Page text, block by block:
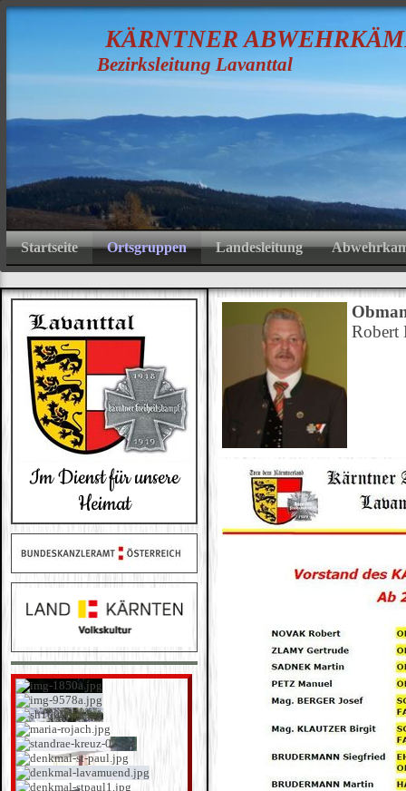
KÄRNTNERA
Bezirksleitung Lavanttal
Startseite Ortsgruppen Landesleitung
Im Dienst für unsere
Heimat
Robert